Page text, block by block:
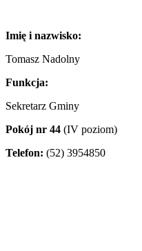
Imię i nazwisko:
Tomasz Nadolny
Funkcja:
Sekretarz Gminy
Pokój nr 44 (IV poziom)
Telefon: (52) 3954850